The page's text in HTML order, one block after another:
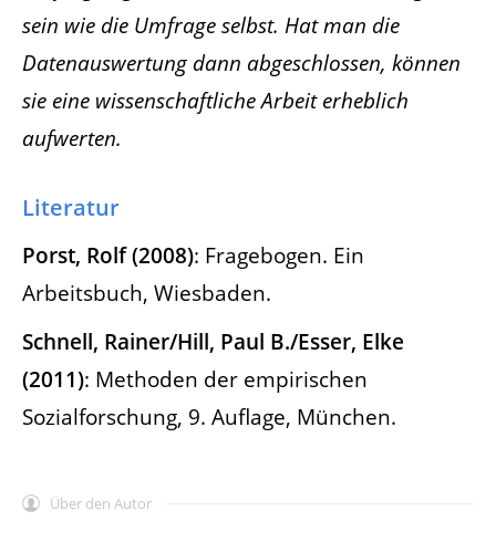
sein wie die Umfrage selbst. Hat man die
Datenauswertung dann abgeschlossen, können
sie eine wissenschaftliche Arbeit erheblich
aufwerten.
Literatur
Porst, Rolf (2008): Fragebogen. Ein
Arbeitsbuch, Wiesbaden.
Schnell, Rainer/Hill, Paul B./Esser, Elke
(2011): Methoden der empirischen
Sozialforschung, 9. Auflage, München.
Über den Autor